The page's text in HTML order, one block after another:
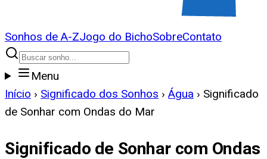
Sonhos de A-ZJogo do BichoSobreContato
Menu
Início › Significado dos Sonhos › Água › Significado
de Sonhar com Ondas do Mar
Significado de Sonhar com Ondas